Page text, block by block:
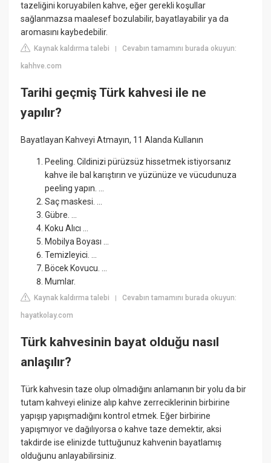
tazeliğini koruyabilen kahve, eğer gerekli koşullar
sağlanmazsa maalesef bozulabilir, bayatlayabilir ya da
aromasını kaybedebilir.
Kaynak kaldırma talebi |Cevabın tamamını burada okuyun:
kahhve.com
Tarihi geçmiş Türk kahvesi ile ne
yapılır?
Bayatlayan Kahveyi Atmayın, 11 Alanda Kullanın
Peeling. Cildinizi pürüzsüz hissetmek istiyorsanız
kahve ile bal karıştırın ve yüzünüze ve vücudunuza
peeling yapın. ...
Saç maskesi. ...
Gübre. ...
Koku Alıcı ...
Mobilya Boyası ...
Temizleyici. ...
Böcek Kovucu. ...
Mumlar.
Kaynak kaldırma talebi |Cevabın tamamını burada okuyun:
hayatkolay.com
Türk kahvesinin bayat olduğu nasıl
anlaşılır?
Türk kahvesin taze olup olmadığını anlamanın bir yolu da bir
tutam kahveyi elinize alıp kahve zerreciklerinin birbirine
yapışıp yapışmadığını kontrol etmek. Eğer birbirine
yapışmıyor ve dağılıyorsa o kahve taze demektir, aksi
takdirde ise elinizde tuttuğunuz kahvenin bayatlamış
olduğunu anlayabilirsiniz.